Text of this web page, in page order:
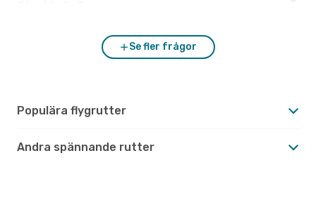
Se fler frågor
Populära flygrutter
Andra spännande rutter